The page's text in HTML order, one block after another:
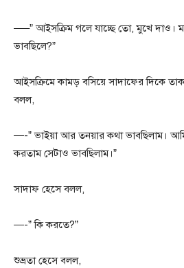
—–” আইসক্রিম গলে যাচ্ছে তো, মুখে দাও।
ভাবছিলে?”
আইসক্রিমে কামড় বসিয়ে সাদাফের দিকে
বলল,
—-” ভাইয়া আর তনয়ার কথা ভাবছিলাম।
করতাম সেটাও ভাবছিলাম।”
সাদাফ হেসে বলল,
—-” কি করতে?”
শুভ্রতা হেসে বলল,